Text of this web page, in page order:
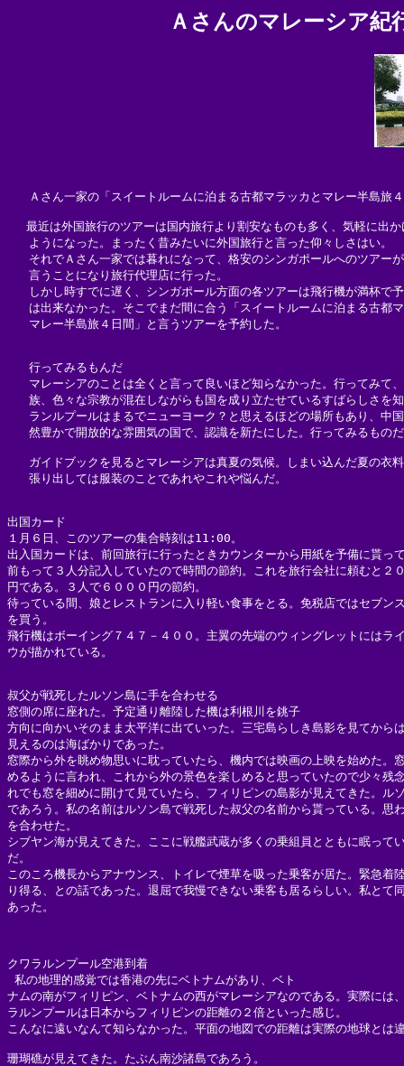
Ａさんのマレーシア紀
Ａさん一家の「スイートルームに泊まる古都マラッカとマレー半島旅
最近は外国旅行のツアーは国内旅行より割安なものも多く、気軽に出か
   ようになった。まったく昔みたいに外国旅行と言った仰々しさはい。
それでＡさん一家では暮れになって、格安のシンガポールへのツアー
   言うことになり旅行代理店に行った。
しかし時すでに遅く、シンガポール方面の各ツアーは飛行機が満杯で
は出来なかった。そこでまだ間に合う「スイートルームに泊まる古都
   マレー半島旅４日間」と言うツアーを予約した。
   行ってみるもんだ
マレーシアのことは全くと言って良いほど知らなかった。行ってみて
族、色々な宗教が混在しながらも国を成り立たせているすばらしさを
ランルプールはまるでニューヨーク？と思えるほどの場所もあり、中
然豊かで開放的な雰囲気の国で、認識を新たにした。行ってみるもの
ガイドブックを見るとマレーシアは真夏の気候。しまい込んだ夏の衣
   張り出しては服装のことであれやこれや悩んだ。
出国カード
１月６日、このツアーの集合時刻は11:00。
出入国カードは、前回旅行に行ったときカウンターから用紙を予備に貰っ
前もって３人分記入していたので時間の節約。これを旅行会社に頼むと２
円である。３人で６０００円の節約。
待っている間、娘とレストランに入り軽い食事をとる。免税店ではセブン
を買う。
飛行機はボーイング７４７－４００。主翼の先端のウィングレットにはラ
ウが描かれている。
叔父が戦死したルソン島に手を合わせる
窓側の席に座れた。予定通り離陸した機は利根川を銚子
方向に向かいそのまま太平洋に出ていった。三宅島らしき島影を見てから
見えるのは海ばかりであった。
窓際から外を眺め物思いに耽っていたら、機内では映画の上映を始めた。
めるように言われ、これから外の景色を楽しめると思っていたので少々残
れでも窓を細めに開けて見ていたら、フィリピンの島影が見えてきた。ル
であろう。私の名前はルソン島で戦死した叔父の名前から貰っている。思
を合わせた。
シブヤン海が見えてきた。ここに戦艦武蔵が多くの乗組員とともに眠って
だ。
このころ機長からアナウンス、トイレで煙草を吸った乗客が居た。緊急着
り得る、との話であった。退屈で我慢できない乗客も居るらしい。私とて
あった。
クワラルンプール空港到着
私の地理的感覚では香港の先にベトナムがあり、ベト
ナムの南がフィリピン、ベトナムの西がマレーシアなのである。実際には
ラルンプールは日本からフィリピンの距離の２倍といった感じ。
こんなに遠いなんて知らなかった。平面の地図での距離は実際の地球とは
珊瑚礁が見えてきた。たぶん南沙諸島であろう。